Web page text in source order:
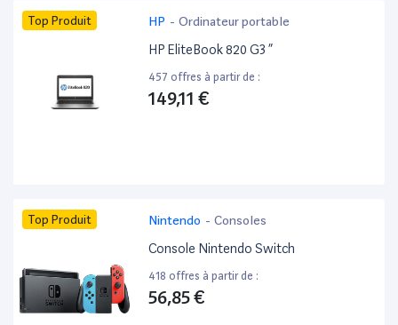
Top Produit HP - Ordinateur portable
HP EliteBook 820 G3 ”
457 offres à partir de :
149,11 €
Top Produit Nintendo - Consoles
Console Nintendo Switch
418 offres à partir de :
56,85 €